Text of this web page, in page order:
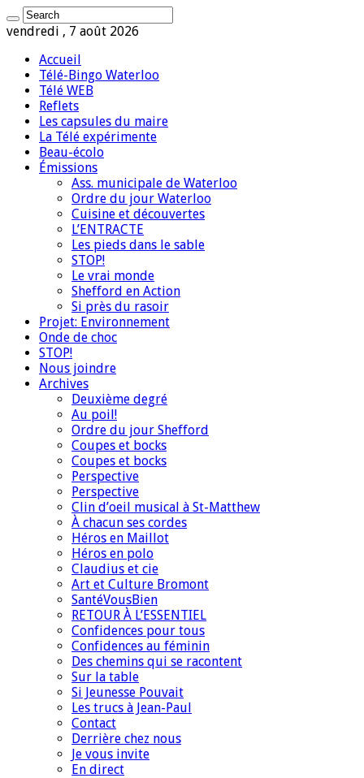
vendredi , 7 août 2026
Accueil
Télé-Bingo Waterloo
Télé WEB
Reflets
Les capsules du maire
La Télé expérimente
Beau-écolo
Émissions
Ass. municipale de Waterloo
Ordre du jour Waterloo
Cuisine et découvertes
L’ENTRACTE
Les pieds dans le sable
STOP!
Le vrai monde
Shefford en Action
Si près du rasoir
Projet: Environnement
Onde de choc
STOP!
Nous joindre
Archives
Deuxième degré
Au poil!
Ordre du jour Shefford
Coupes et bocks
Coupes et bocks
Perspective
Perspective
Clin d’oeil musical à St-Matthew
À chacun ses cordes
Héros en Maillot
Héros en polo
Claudius et cie
Art et Culture Bromont
SantéVousBien
RETOUR À L’ESSENTIEL
Confidences pour tous
Confidences au féminin
Des chemins qui se racontent
Sur la table
Si Jeunesse Pouvait
Les trucs à Jean-Paul
Contact
Derrière chez nous
Je vous invite
En direct